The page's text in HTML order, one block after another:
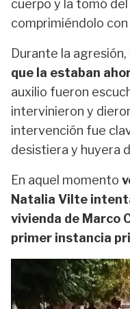
cuerpo y la tomó
comprimiéndolo
Durante la agresión,
que la estaban
auxilio fueron
intervinieron y
intervención fue
desistiera y huyera
En aquel momento
Natalia Vilte
vivienda de Marco
primer instancia